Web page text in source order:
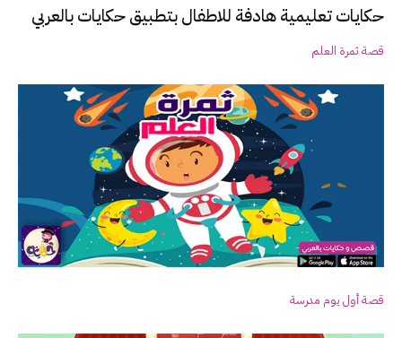
حكايات تعليمية هادفة للاطفال بتطبيق حكايات بالعربي
قصة ثمرة العلم
قصة أول يوم مدرسة